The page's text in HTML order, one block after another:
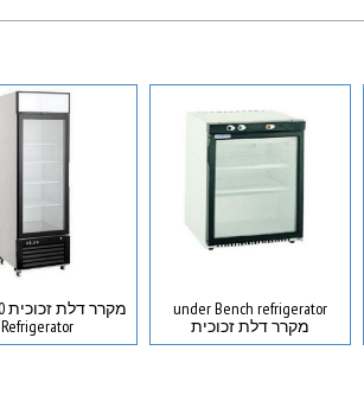
under Bench refrigerator
מקרר דלת זכוכית
Refrigerator